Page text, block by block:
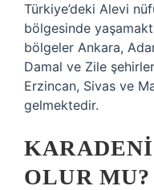
Türkiye’deki Alevi
bölgesinde
bölgeler Ankara,
Damal ve Zile
Erzincan, Sivas ve
gelmektedir.
OLUR MU?